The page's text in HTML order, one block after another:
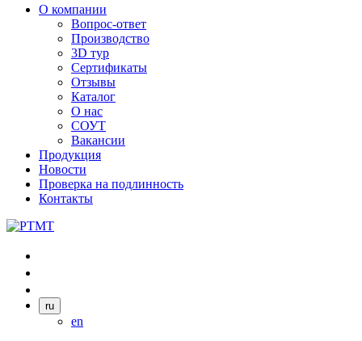
О компании
Вопрос-ответ
Производство
3D тур
Сертификаты
Отзывы
Каталог
О нас
СОУТ
Вакансии
Продукция
Новости
Проверка на подлинность
Контакты
ru
en